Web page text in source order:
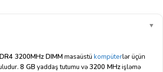
▼
3200MHz DIMMmasaüstü kompüterlər üçün
8 GB yaddaş tutumu və3200 MHzişləmə